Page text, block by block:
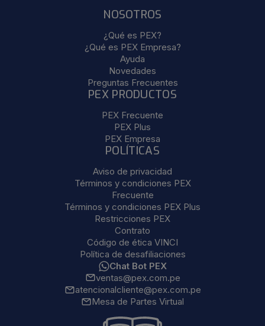
NOSOTROS
¿Qué es PEX?
¿Qué es PEX Empresa?
Ayuda
Novedades
Preguntas Frecuentes
PEX PRODUCTOS
PEX Frecuente
PEX Plus
PEX Empresa
POLÍTICAS
Aviso de privacidad
Términos y condiciones PEX
Frecuente
Términos y condiciones PEX Plus
Restricciones PEX
Contrato
Código de ética VINCI
Política de desafiliaciones
Chat Bot PEX
ventas@pex.com.pe
atencionalcliente@pex.com.pe
Mesa de Partes Virtual